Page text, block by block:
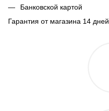
Банковской картой
Гарантия от магазина 14 дней